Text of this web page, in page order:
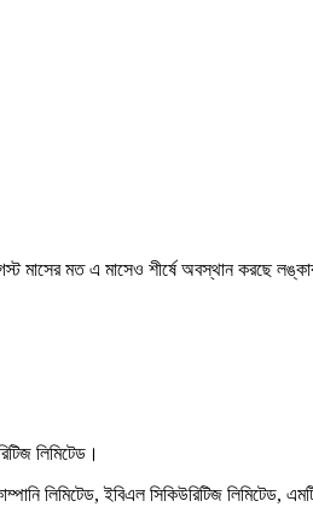
মাসের মত এ মাসেও শীর্ষে অবস্থান করছে
লিমিটেড।
লিমিটেড, ইবিএল সিকিউরিটিজ লিমিটেড,